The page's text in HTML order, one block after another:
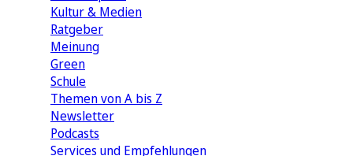
Kultur & Medien
Ratgeber
Meinung
Green
Schule
Themen von A bis Z
Newsletter
Podcasts
Services und Empfehlungen